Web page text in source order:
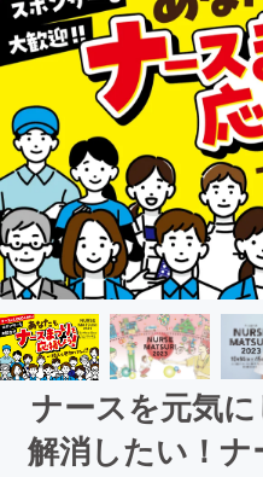
ナースを元気
解消したい！